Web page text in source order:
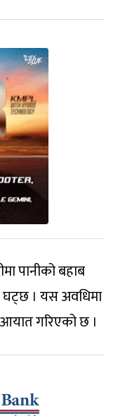
पानीको बहाब
घट्छ । यस अवधिमा
गरिएको छ ।